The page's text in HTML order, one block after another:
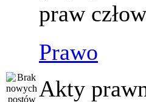
praw
Prawo
Akty